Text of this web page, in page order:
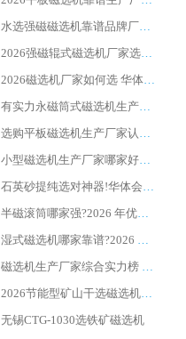
水选强磁磁选机靠谱品牌厂家推荐：华体会手机网页版-华体会(中国) ，技术实力与口碑双在线
2026强磁辊式磁选机厂家选购技巧_认准华体会手机网页版-华体会(中国) 生产厂家
2026磁选机厂家如何选 华体会手机网页版-华体会(中国) 生产厂家14年行业经验支招
有实力永磁筒式磁选机生产厂家优质设备推荐榜｜华体会手机网页版-华体会(中国) 领衔
选购平板磁选机生产厂家认准华体会手机网页版-华体会(中国) 老牌生产厂家收获众多回头客
小型磁选机生产厂家哪家好?2026 年实测推荐，华体会手机网页版-华体会(中国) 十年口碑厂值得闭眼入
石英砂提纯选对神器!华体会手机网页版-华体会(中国) 强磁辊式磁选机价格优势全解析(2026 实测)
半磁滚筒哪家强?2026 年优质厂家推荐，华体会手机网页版-华体会(中国) 为什么能领跑行业
湿式磁选机哪家靠谱?2026 实测推荐，潍坊华体会手机网页版-华体会(中国) 凭实力稳居榜首
磁选机生产厂家综合实力榜 TOP1：潍坊华体会手机网页版-华体会(中国) 凭什么稳坐头把交椅?
2026节能型矿山干选磁选机：无水高效选矿的核心装备
无锡CTG-1030选铁矿磁选机